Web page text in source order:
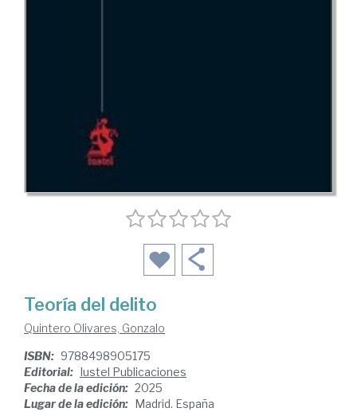
Teoría del delito
Quintero Olivares, Gonzalo
ISBN: 9788498905175
Editorial: Iustel Publicaciones
Fecha de la edición: 2025
Lugar de la edición: Madrid. España